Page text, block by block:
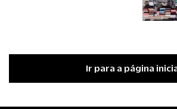
Ir para a página